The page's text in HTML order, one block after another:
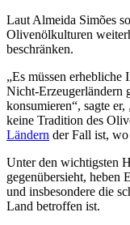
Laut Almeida Simões
Olivenölkulturen
beschränken.
„Es müssen
Nicht-Erzeugerländern
konsumieren“, sagte
keine Tradition des
Ländern der Fall ist,
Unter den wichtigsten
gegenübersieht, heben
und insbesondere die
Land betroffen ist.